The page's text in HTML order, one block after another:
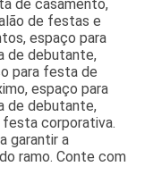
de casamento,
de festas e
espaço para
de debutante,
para festa de
espaço para
de debutante,
festa corporativa.
garantir a
ramo. Conte com